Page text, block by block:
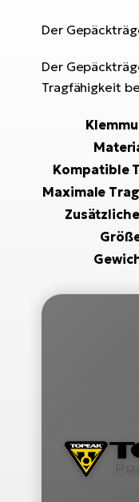
Der
Der
Tragfähigkeit
Kompatible
Maximale